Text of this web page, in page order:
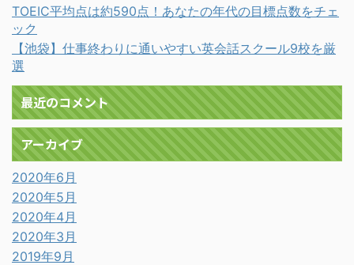
TOEIC平均点は約590点！あなたの年代の目標点数をチェ
ック
【池袋】仕事終わりに通いやすい英会話スクール9校を厳
選
最近のコメント
アーカイブ
2020年6月
2020年5月
2020年4月
2020年3月
2019年9月